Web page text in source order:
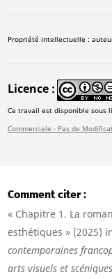
Propriété intellectuelle :
Licence
Ce travail est disponible sous
Commerciale - Pas de
Comment citer
« Chapitre 1. La
esthétiques » (2025)
contemporaines
arts visuels et scéniques